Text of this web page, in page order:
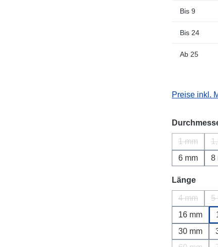
Bis 9
Bis 24
Ab 25
Preise inkl.
1 mm
(Diese
6 mm
8
Länge
4 mm
(Diese
5
16 mm
30 mm